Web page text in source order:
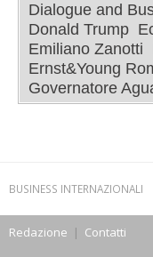
Dialogue and
Donald Trump
Emiliano Zanotti
Ernst&Young
Governatore
BUSINESS INTERNAZIONALI
Redazione | Contatti